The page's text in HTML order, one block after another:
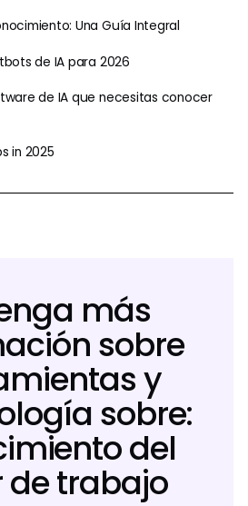
Una Guía Integral
de IA para 2026
de IA que necesitas conocer
in 2025
más
sobre
y
sobre:
del
de trabajo